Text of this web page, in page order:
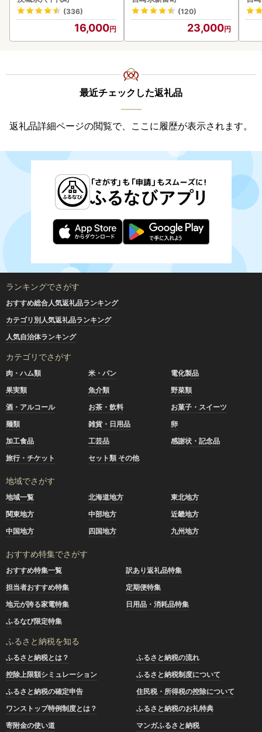
(336)
16,000
(120)
23,000
シ!!
最近チェックした返礼品
返礼品詳細ページの閲覧で、ここに履歴が表示されます。
ランキングでさがす
おすすめ総合人気返礼品ランキング
カテゴリ別人気返礼品ランキング
人気自治体ランキング
カテゴリでさがす
肉・ハム類 米・パン
電化製品
果実類
魚介類
野菜類
酒・アルコール
お茶・飲料
お菓子・スイーツ
麺類
雑貨・日用品
卵
加工食品
工芸品
感謝状・記念品
旅行・チケット
セット類 その他
地域でさがす
地域一覧 北海道地方
東北地方
関東地方
中部地方
近畿地方
中国地方
四国地方 九州地方
おすすめ特集でさがす
おすすめ特集一覧
訳あり返礼品特集
担当者おすすめ特集
定期便特集
地元が誇る家電特集
日用品・消耗品特集
ふるなび限定特集
ふるさと納税を知る
ふるさと納税とは？
ふるさと納税の流れ
控除上限額シミュレーション
ふるさと納税制度について
ふるさと納税の確定申告
住民税・所得税の控除について
ワンストップ特例制度とは？
ふるさと納税のお礼特典
寄附金の使い道
マンガふるさと納税